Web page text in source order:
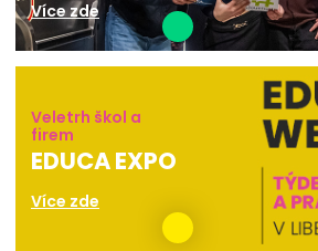
Více zde
Veletrh škol a
firem
EDUCA EXPO
Více zde